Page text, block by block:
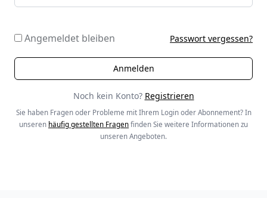
Angemeldet bleiben Passwort vergessen?
Noch kein Konto? Registrieren
Sie haben Fragen oder Probleme mit Ihrem Login oder Abonnement? In
unseren häufig gestellten Fragen finden Sie weitere Informationen zu
unseren Angeboten.